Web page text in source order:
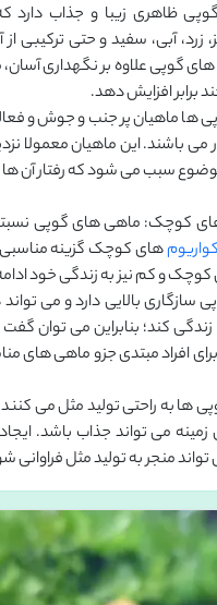
ظاهری زیبا و جذاب دارد
زرد، آبی، سفید و حتی ترکیبی
گوپی علاوه بر نگهداری آسان،
برابر افزایش دهد.
ها ماهیان پر جنب و جوش و
می باشند. این ماهیان معمولا
سبب می شود که رفتار آن ها
کوچک: ماهی های گوپی
های کوچک گزینه
و کم نیز به زندگی خود
سازگاری بالایی دارد و می
کند؛ بنابراین می توان
افراد مبتدی جزو ماهی های
ها به راحتی تولید مثل می
زمینه می تواند جذاب باشد.
منجر به تولید مثل فراوانی